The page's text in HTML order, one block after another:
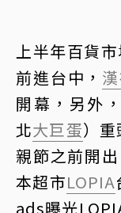
上半年百貨
前進台中，
開幕，另外
北大巨蛋）
親節之前開
本超市LOPIA
ads曝光